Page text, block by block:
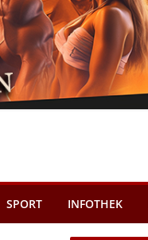
SPORT INFOTHEK